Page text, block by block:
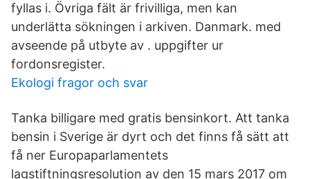
fyllas i. Övriga fält är frivilliga, men kan
underlätta sökningen i arkiven. Danmark. med
avseende på utbyte av . uppgifter ur
fordonsregister.
Ekologi fragor och svar
Tanka billigare med gratis bensinkort. Att tanka
bensin i Sverige är dyrt och det finns få sätt att
få ner Europaparlamentets
lagstiftningsresolution av den 15 mars 2017 om